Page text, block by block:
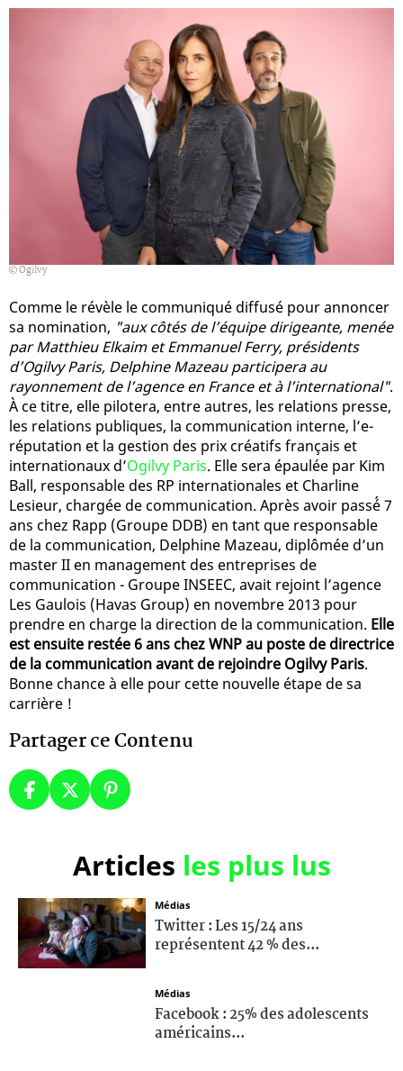
Ogilvy
Comme le révèle le communiqué diffusé pour annoncer
sa nomination, "aux côtés de l’équipe dirigeante, menée
par Matthieu Elkaim et Emmanuel Ferry, présidents
d’Ogilvy Paris, Delphine Mazeau participera au
rayonnement de l’agence en France et à l’international".
À ce titre, elle pilotera, entre autres, les relations presse,
les relations publiques, la communication interne, l’e-
réputation et la gestion des prix créatifs français et
internationaux d’Ogilvy Paris. Elle sera épaulée par Kim
Ball, responsable des RP internationales et Charline
Lesieur, chargée de communication. Après avoir passé́ 7
ans chez Rapp (Groupe DDB) en tant que responsable
de la communication, Delphine Mazeau, diplômée d’un
master II en management des entreprises de
communication - Groupe INSEEC, avait rejoint l’agence
Les Gaulois (Havas Group) en novembre 2013 pour
prendre en charge la direction de la communication. Elle
est ensuite restée 6 ans chez WNP au poste de directrice
de la communication avant de rejoindre Ogilvy Paris.
Bonne chance à elle pour cette nouvelle étape de sa
carrière !
Partager ce Contenu
Articles les plus lus
Médias
Twitter : Les 15/24 ans
représentent 42 % des...
Médias
Facebook : 25% des adolescents
américains...